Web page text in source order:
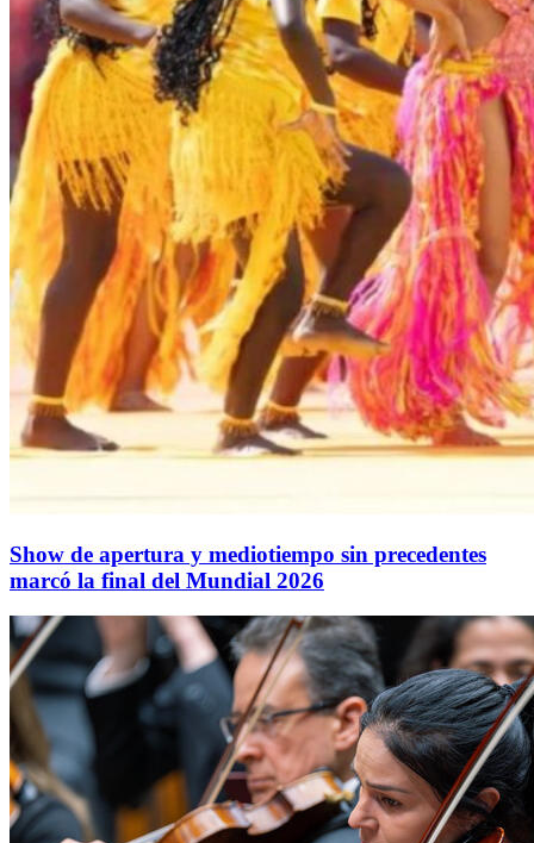
Show de apertura y mediotiempo sin precedentes
marcó la final del Mundial 2026